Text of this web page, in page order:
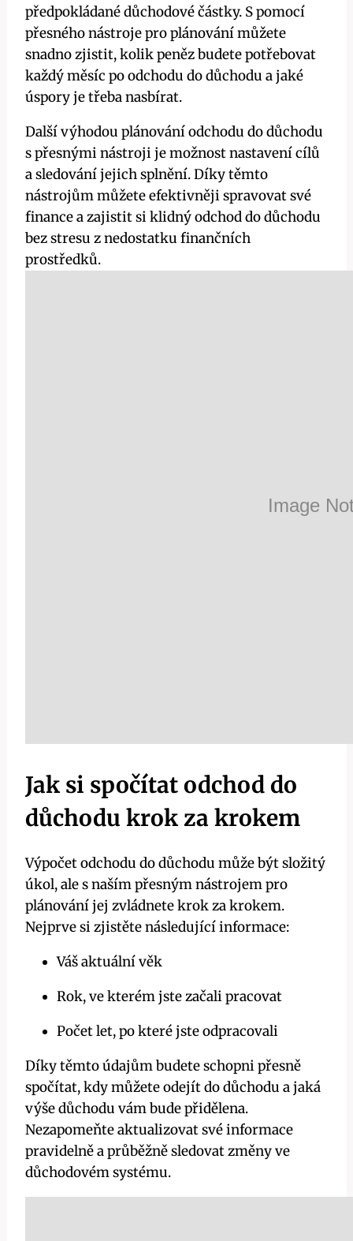
předpokládané důchodové částky. S pomocí
přesného nástroje pro plánování můžete
snadno zjistit, kolik peněz budete potřebovat
každý měsíc po odchodu do důchodu a jaké
úspory je třeba nasbírat.
Další výhodou plánování odchodu do důchodu
s přesnými nástroji je možnost nastavení cílů
a sledování jejich splnění. Díky těmto
nástrojům můžete efektivněji spravovat své
finance a zajistit si klidný odchod do důchodu
bez stresu z nedostatku finančních
prostředků.
Jak si spočítat odchod do
důchodu krok za krokem
Výpočet odchodu do důchodu může být složitý
úkol, ale s naším přesným nástrojem pro
plánování jej zvládnete krok za krokem.
Nejprve si zjistěte následující informace:
Váš aktuální věk
Rok, ve kterém jste začali pracovat
Počet let, po které jste odpracovali
Díky těmto údajům budete schopni přesně
spočítat, kdy můžete odejít do důchodu a jaká
výše důchodu vám bude přidělena.
Nezapomeňte aktualizovat své informace
pravidelně a průběžně sledovat změny ve
důchodovém systému.